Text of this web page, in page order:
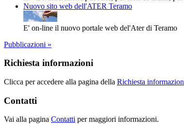
Nuovo sito web dell'ATER Teramo
E' on-line il nuovo portale web del'Ater di Teramo
Pubblicazioni »
Richiesta informazioni
Clicca per accedere alla pagina della Richiesta
Contatti
Vai alla pagina Contatti per maggiori informazioni.